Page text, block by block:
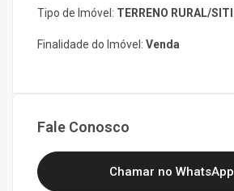
Tipo de Imóvel: TERRENO RURAL/
Finalidade do Imóvel: Venda
Fale Conosco
Chamar no